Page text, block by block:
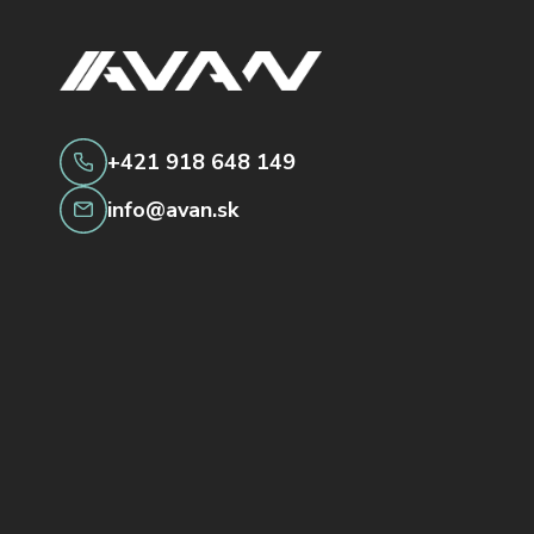
+421 918 648 149
info@avan.sk